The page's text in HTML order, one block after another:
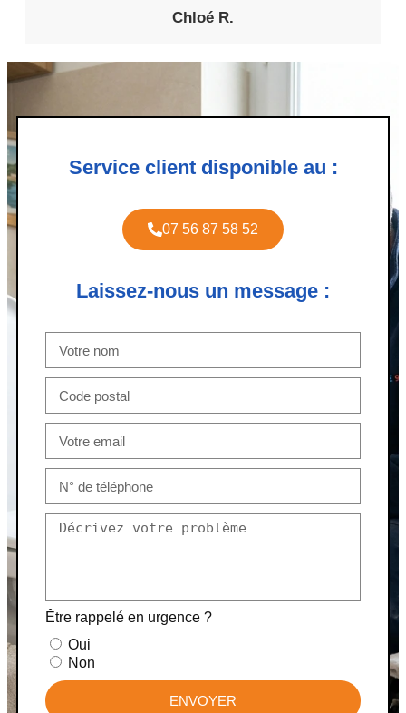
Chloé R.
Service client disponible au :
07 56 87 58 52
Laissez-nous un message :
Être rappelé en urgence ?
Oui
Non
ENVOYER